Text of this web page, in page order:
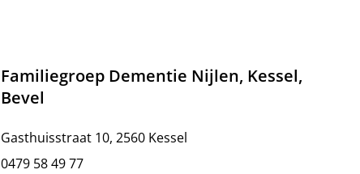
Familiegroep Dementie Nijlen, Kessel,
Bevel
Gasthuisstraat 10, 2560 Kessel
0479 58 49 77